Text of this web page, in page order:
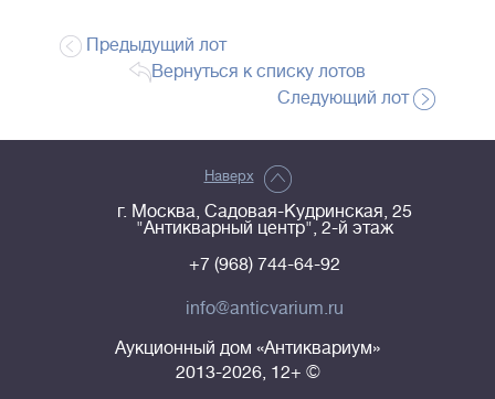
Предыдущий лот
Вернуться к списку лотов
Следующий лот
Наверх
г. Москва, Садовая-Кудринская, 25
"Антикварный центр", 2-й этаж
+7 (968) 744-64-92
info@anticvarium.ru
Аукционный дом «Антиквариум»
2013-2026, 12+ ©